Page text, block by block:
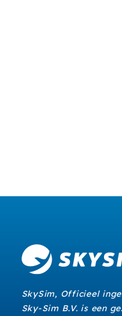
SkySim, Officieel
Sky-Sim B.V. is een